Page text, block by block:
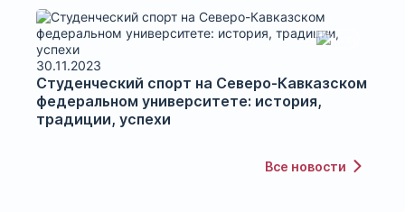
30.11.2023
Студенческий спорт на Северо-Кавказском
федеральном университете: история,
традиции, успехи
Все новости